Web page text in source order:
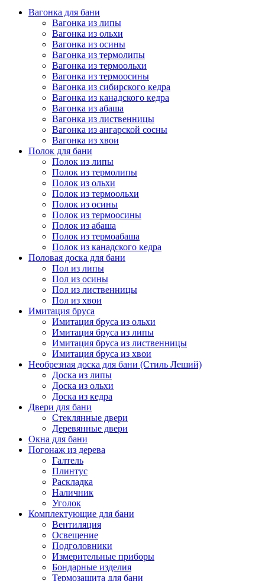
Вагонка для бани
Вагонка из липы
Вагонка из ольхи
Вагонка из осины
Вагонка из термолипы
Вагонка из термоольхи
Вагонка из термоосины
Вагонка из сибирского кедра
Вагонка из канадского кедра
Вагонка из абаша
Вагонка из лиственницы
Вагонка из ангарской сосны
Вагонка из хвои
Полок для бани
Полок из липы
Полок из термолипы
Полок из ольхи
Полок из термоольхи
Полок из осины
Полок из термоосины
Полок из абаша
Полок из термоабаша
Полок из канадского кедра
Половая доска для бани
Пол из липы
Пол из осины
Пол из лиственницы
Пол из хвои
Имитация бруса
Имитация бруса из ольхи
Имитация бруса из липы
Имитация бруса из лиственницы
Имитация бруса из хвои
Необрезная доска для бани (Стиль Леший)
Доска из липы
Доска из ольхи
Доска из кедра
Двери для бани
Стеклянные двери
Деревянные двери
Окна для бани
Погонаж из дерева
Галтель
Плинтус
Раскладка
Наличник
Уголок
Комплектующие для бани
Вентиляция
Освещение
Подголовники
Измерительные приборы
Бондарные изделия
Термозащита для бани